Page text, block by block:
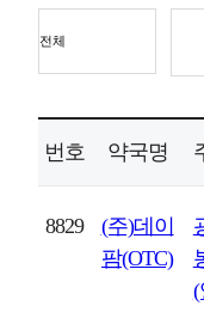
번호 약국명
8829
(주)데이
팜(OTC)
(